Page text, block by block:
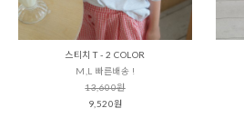
스티치 T - 2 COLOR
M,L 빠른배송 !
13,600원
9,520원